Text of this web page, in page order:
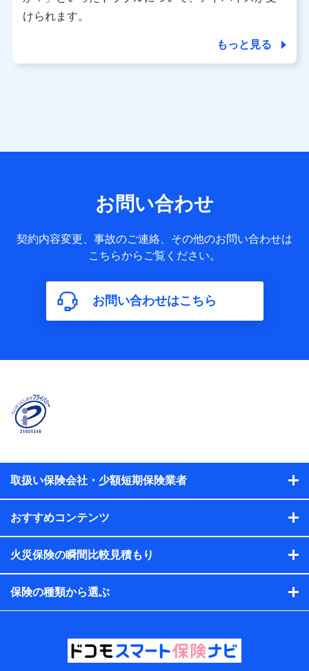
ーション利用時の行動に関する情報、購入されたサービスや
当社又は株式会社NTTドコモが提供する保険関連サービスに
送信履歴などの情報）が含まれます。
約に関する情報。例として、保険契約者及び被保険者の氏
名、住所、生年月日、性別、保険契約者と被保険者の関係、
保険加入の目的、保険商品の内容、保険料、保険料のお支払
年数などの情報、ペットの種類や年齢などの情報などが含ま
れます。
【共同して利用する者の範囲】
株式会社NTTドコモ
当社又は株式会社NTTドコモが提供する保険関連サービスに
おけるユーザ登録受付および管理のため
当社又は株式会社NTTドコモと取引のあるもしくは委託を受
れらに付帯、関連する当社、株式会社NTTドコモおよび提携
会社のサービスを案内、提供するため
析して、お客さまの趣味・嗜好・傾向に応じたサービス・商
各種セミナーの開催のため
コンサルティングサービスの実施のため
アンケートやキャンペーン等の実施のため
上記に係る案内・手続き・管理等付帯業務を行うため
当該個人データを取り扱う各共同利用者（詳細は次のと
けられます。
もっと見る
お問い合わせ
契約内容変更、事故のご連絡、その他のお問い合わせは
こちらからご覧ください。
お問い合わせはこちら
取扱い保険会社・少額短期保険業者
おすすめコンテンツ
火災保険の瞬間比較見積もり
保険の種類から選ぶ